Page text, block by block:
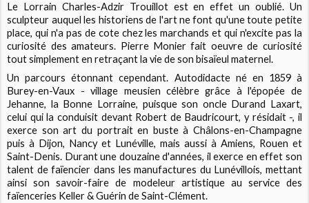
Le Lorrain Charles-Adzir Trouillot est en effet un oublié. Un
sculpteur auquel les historiens de l'art ne font qu'une toute petite
place, qui n'a pas de cote chez les marchands et qui n'excite pas la
curiosité des amateurs. Pierre Monier fait oeuvre de curiosité
tout simplement en retraçant la vie de son bisaïeul maternel.
Un parcours étonnant cependant. Autodidacte né en 1859 à
Burey-en-Vaux - village meusien célèbre grâce à l'épopée de
Jehanne, la Bonne Lorraine, puisque son oncle Durand Laxart,
celui qui la conduisit devant Robert de Baudricourt, y résidait -, il
exerce son art du portrait en buste à Châlons-en-Champagne
puis à Dijon, Nancy et Lunéville, mais aussi à Amiens, Rouen et
Saint-Denis. Durant une douzaine d'années, il exerce en effet son
talent de faïencier dans les manufactures du Lunévillois, mettant
ainsi son savoir-faire de modeleur artistique au service des
faïenceries Keller & Guérin de Saint-Clément.